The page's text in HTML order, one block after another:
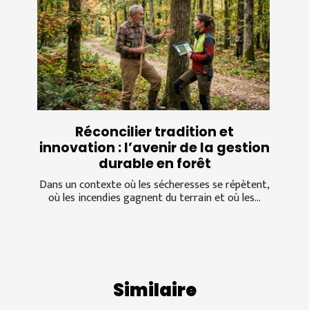
Réconcilier tradition et
innovation : l’avenir de la gestion
durable en forêt
Dans un contexte où les sécheresses se répètent,
où les incendies gagnent du terrain et où les...
Similaire